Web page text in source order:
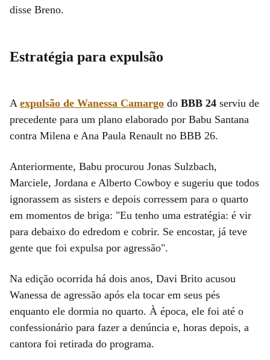
disse Breno.
Estratégia para expulsão
A expulsão de Wanessa Camargo do BBB 24 serviu de
precedente para um plano elaborado por Babu Santana
contra Milena e Ana Paula Renault no BBB 26.
Anteriormente, Babu procurou Jonas Sulzbach,
Marciele, Jordana e Alberto Cowboy e sugeriu que todos
ignorassem as sisters e depois corressem para o quarto
em momentos de briga: "Eu tenho uma estratégia: é vir
para debaixo do edredom e cobrir. Se encostar, já teve
gente que foi expulsa por agressão".
Na edição ocorrida há dois anos, Davi Brito acusou
Wanessa de agressão após ela tocar em seus pés
enquanto ele dormia no quarto. À época, ele foi até o
confessionário para fazer a denúncia e, horas depois, a
cantora foi retirada do programa.